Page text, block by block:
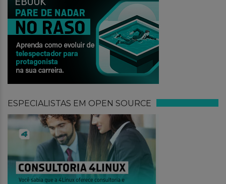
ESPECIALISTAS EM OPEN SOURCE